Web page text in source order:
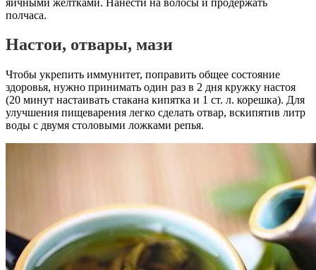
полчаса.
Настои, отвары, мази
Чтобы укрепить иммунитет, поправить общее состояние
здоровья, нужно принимать один раз в 2 дня кружку настоя
(20 минут настаивать стакана кипятка и 1 ст. л. корешка). Для
улучшения пищеварения легко сделать отвар, вскипятив литр
воды с двумя столовыми ложками репья.